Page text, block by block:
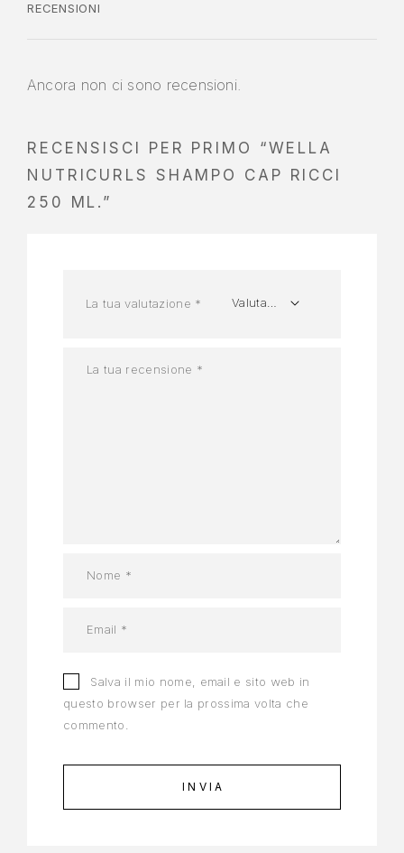
RECENSIONI
Ancora non ci sono recensioni.
RECENSISCI PER PRIMO “WELLA
NUTRICURLS SHAMPO CAP RICCI
250 ML.”
La tua valutazione *
Salva il mio nome, email e sito web in
questo browser per la prossima volta che
commento.